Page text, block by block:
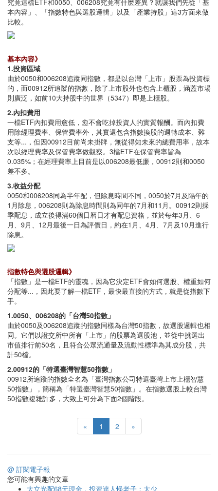
究竟這檔ETF和0050、006208究竟有什麽差異？就讓我們先從「基
本內容」、「指數特色與選股邏輯」以及「產業持股」這3方面來做
比較。
基本內容》
1.投資區域
由於0050和006208追蹤同指數，都是以台灣「上市」股票為投資標
的，而00912所追蹤的指數，除了上市股外也包含上櫃股，涵蓋市場
則廣泛，如前10大持股中的世界（5347）即是上櫃股。
2.內扣費用
一檔ETF內扣費用愈低，愈不會吃掉投資人的實質報酬。而內扣費
用除經理費率、保管費率外，其實還包含指數換股的週轉成本、雜
支等...，但因00912目前尚未掛牌，無從得知未來的總費用率，故本
次以經理費率及保管費率做觀察。3檔ETF在保管費率皆為
0.035%；在經理費率上目前是以006208最低廉，00912則和0050
差不多。
3.收益分配
0050和006208同為半年配，但除息時間不同，0050於7月及隔年的
1月除息，006208則為除息時間則為同年的7月和11月。00912則採
季配息，成立後得滿60個日曆日才有配息資格，並於每年3月、6
月、9月、12月最後一日為評價日，約在1月、4月、7月及10月進行
除息。
指數特色與選股邏輯》
「指數」是一檔ETF的靈魂，因為它決定ETF會如何選股、權重如何
分配等...，因此要了解一檔ETF，最快最直接的方式，就是從指數下
手。
1.0050、006208的「台灣50指數」
由於0050及006208追蹤的指數同樣為台灣50指數，故選股邏輯也相
同。它們以證交所中所有「上市」的股票為選股池，並從中挑選出
市值排行前50名，且符合公眾流通量及流動性標準為其成分股，共
計50檔。
2.00912的「特選臺灣智慧50指數」
00912所追蹤的指數全名為「臺灣指數公司特選臺灣上市上櫃智慧
50指數」，簡稱為「特選臺灣智慧50指數」。在指數選股上較台灣
50指數複雜許多，大致上可分為下面2個階段。
« 1 2 »
@ 訂閱電子報
您可能有興趣的文章
大立光配68元現金，投資達人怪老子：太少